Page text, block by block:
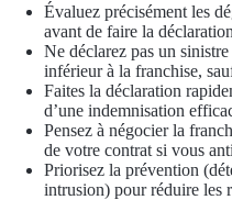
Évaluez précisément les
avant de faire la
Ne déclarez pas un
inférieur à la franchise,
Faites la déclaration
d’une indemnisation
Pensez à négocier la
de votre contrat si vous
Priorisez la prévention
intrusion) pour réduire les